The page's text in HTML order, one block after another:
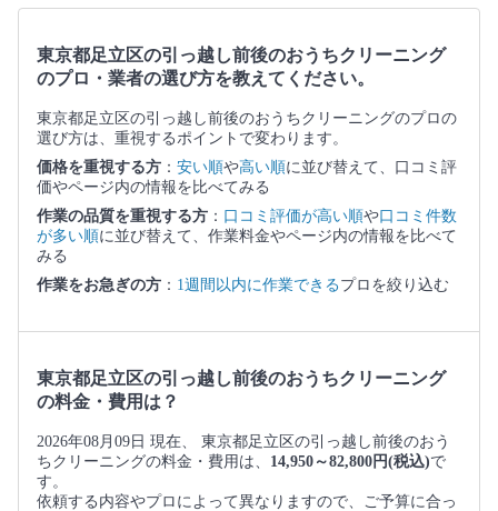
東京都足立区の引っ越し前後のおうちクリーニング
のプロ・業者の選び方を教えてください。
東京都足立区の引っ越し前後のおうちクリーニングのプロの
選び方は、重視するポイントで変わります。
価格を重視する方 ： 安い順や高い順に並び替えて、口コミ評
価やページ内の情報を比べてみる
作業の品質を重視する方 ： 口コミ評価が高い順や口コミ件数
が多い順に並び替えて、作業料金やページ内の情報を比べて
みる
作業をお急ぎの方 ： 1週間以内に作業できるプロを絞り込む
東京都足立区の引っ越し前後のおうちクリーニング
の料金・費用は？
2026年08月09日 現在、 東京都足立区の引っ越し前後のおう
ちクリーニングの料金・費用は、 14,950～82,800円(税込)で
す。
依頼する内容やプロによって異なりますので、ご予算に合っ